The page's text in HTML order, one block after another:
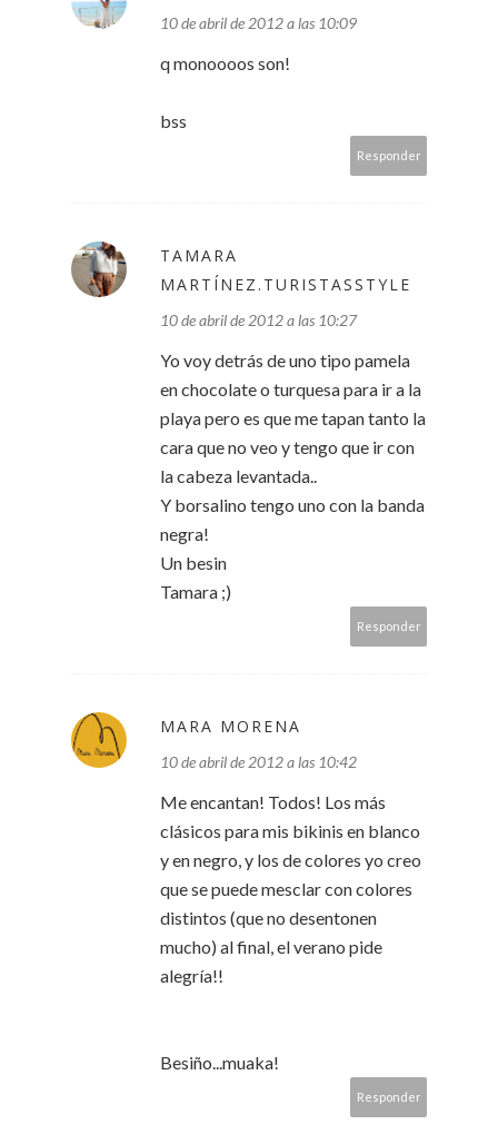
10 de abril de 2012 a las 10:09
q monoooos son!
bss
Responder
TAMARA
MARTÍNEZ.TURISTASSTYLE
10 de abril de 2012 a las 10:27
Yo voy detrás de uno tipo pamela
en chocolate o turquesa para ir a la
playa pero es que me tapan tanto la
cara que no veo y tengo que ir con
la cabeza levantada..
Y borsalino tengo uno con la banda
negra!
Un besin
Tamara ;)
Responder
MARA MORENA
10 de abril de 2012 a las 10:42
Me encantan! Todos! Los más
clásicos para mis bikinis en blanco
y en negro, y los de colores yo creo
que se puede mesclar con colores
distintos (que no desentonen
mucho) al final, el verano pide
alegría!!
Besiño...muaka!
Responder